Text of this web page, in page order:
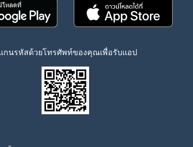
กนรหัสด้วยโทรศัพท์ของคุณเพื่อรับแอป